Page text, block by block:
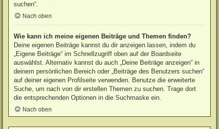
suchen“.
Nach oben
Wie kann ich meine eigenen Beiträge und Themen finden?
Deine eigenen Beiträge kannst du dir anzeigen lassen, indem du
„Eigene Beiträge“ im Schnellzugriff oben auf der Boardseite
auswählst. Alternativ kannst du auch „Deine Beiträge anzeigen“ in
deinem persönlichen Bereich oder „Beiträge des Benutzers suchen“
auf deiner eigenen Profilseite verwenden. Benutze die erweiterte
Suche, um nach von dir erstellen Themen zu suchen. Trage dort
die entsprechenden Optionen in die Suchmaske ein.
Nach oben